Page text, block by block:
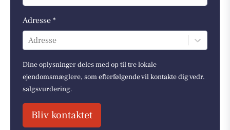
Adresse *
Adresse
Dine oplysninger deles med op til tre lokale
ejendomsmæglere, som efterfølgende vil kontakte dig vedr.
salgsvurdering.
Bliv kontaktet